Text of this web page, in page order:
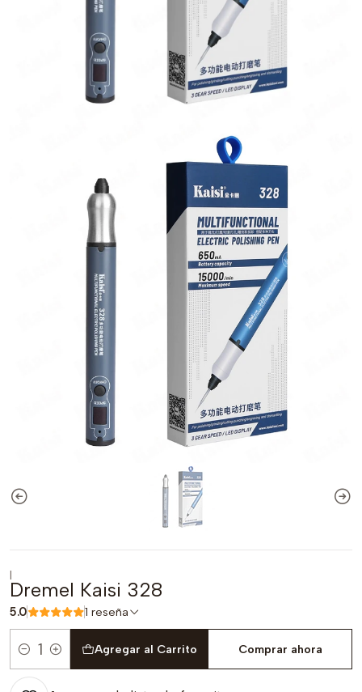
|
Dremel Kaisi 328
5.0 1 reseña
Cantidad
Agregar al Carrito Comprar ahora